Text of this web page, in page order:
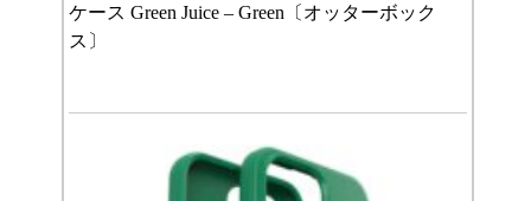
ケース Green Juice – Green〔オッターボック
ス〕